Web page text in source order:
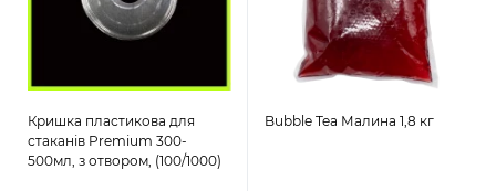
Кришка пластикова для
стаканів Premium 300-
500мл, з отвором, (100/1000)
Bubble Tea Малина 1,8 кг